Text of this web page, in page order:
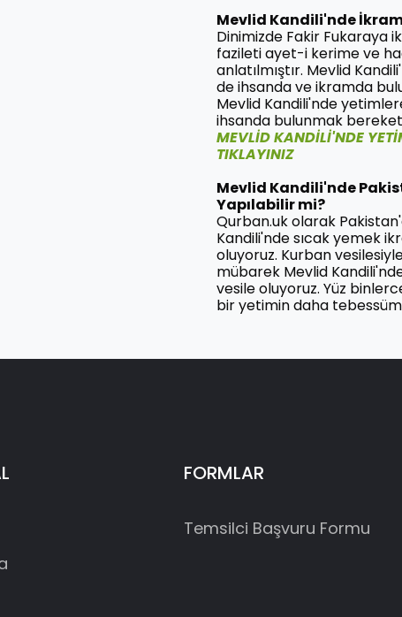
Mevlid Kandili'nde
Dinimizde Fakir Fukaraya
fazileti ayet-i kerime ve
anlatılmıştır. Mevlid
de ihsanda ve ikramda
Mevlid Kandili'nde
ihsanda bulunmak
MEVLİD KANDİLİ'NDE
TIKLAYINIZ
Mevlid Kandili'nde
Yapılabilir mi?
Qurban.uk olarak
Kandili'nde sıcak yemek
oluyoruz. Kurban
mübarek Mevlid
vesile oluyoruz. Yüz
bir yetimin daha
FORMLAR
Temsilci Başvuru Formu